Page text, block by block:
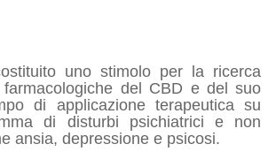
uno stimolo per la ricerca
del CBD e del suo
di applicazione terapeutica su
di disturbi psichiatrici e non
ansia, depressione e psicosi.